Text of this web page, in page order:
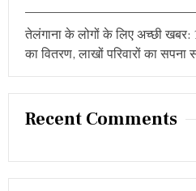
तेलंगाना के लोगों के लिए अच्छी खबर:
का वितरण, लाखों परिवारों का सपना
Recent Comments